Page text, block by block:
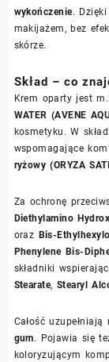
wykończenie.
makijażem, bez
skórze.
Skład – co
Krem oparty jest
WATER (AVENE
kosmetyku. W
wspomagające
ryżowy (ORYZA
Za ochronę
Diethylamino
oraz Bis-
Phenylene Bis-
składniki
Stearate, Stearyl
Całość
gum. Pojawia się
koloryzującym